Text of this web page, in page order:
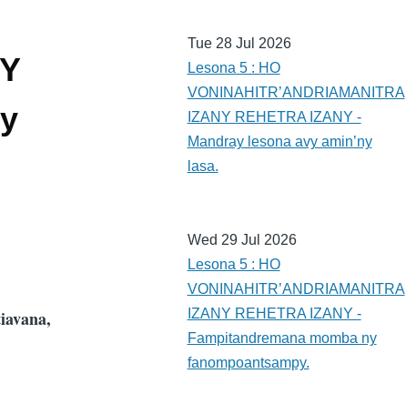
Tue 28 Jul 2026
Lesona 5 : HO
VONINAHITR’ANDRIAMANITRA
IZANY REHETRA IZANY -
Mandray lesona avy amin’ny
lasa.
Wed 29 Jul 2026
Lesona 5 : HO
VONINAHITR’ANDRIAMANITRA
IZANY REHETRA IZANY -
Fampitandremana momba ny
fanompoantsampy.